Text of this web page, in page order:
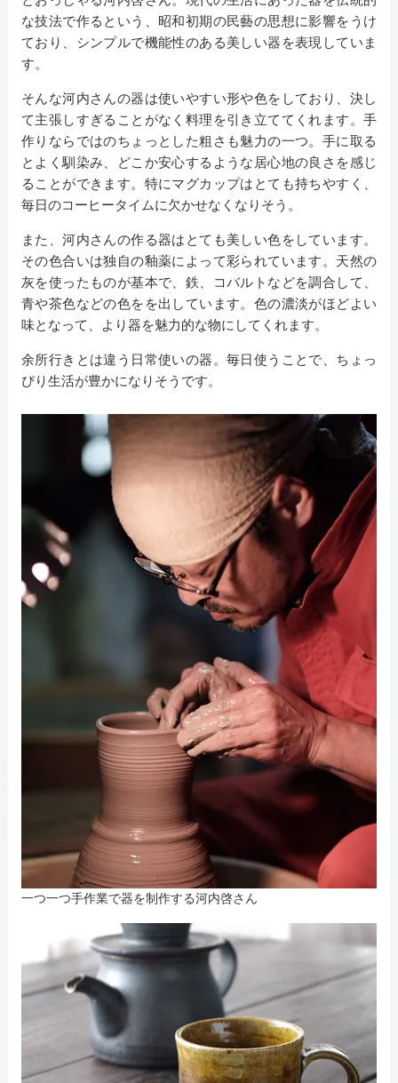
な技法で作るという、昭和初期の民藝の思想に影響をうけ
ており、シンプルで機能性のある美しい器を表現していま
す。
そんな河内さんの器は使いやすい形や色をしており、決し
て主張しすぎることがなく料理を引き立ててくれます。手
作りならではのちょっとした粗さも魅力の一つ。手に取る
とよく馴染み、どこか安心するような居心地の良さを感じ
ることができます。特にマグカップはとても持ちやすく、
毎日のコーヒータイムに欠かせなくなりそう。
また、河内さんの作る器はとても美しい色をしています。
その色合いは独自の釉薬によって彩られています。天然の
灰を使ったものが基本で、鉄、コバルトなどを調合して、
青や茶色などの色をを出しています。色の濃淡がほどよい
味となって、より器を魅力的な物にしてくれます。
余所行きとは違う日常使いの器。毎日使うことで、ちょっ
ぴり生活が豊かになりそうです。
一つ一つ手作業で器を制作する河内啓さん